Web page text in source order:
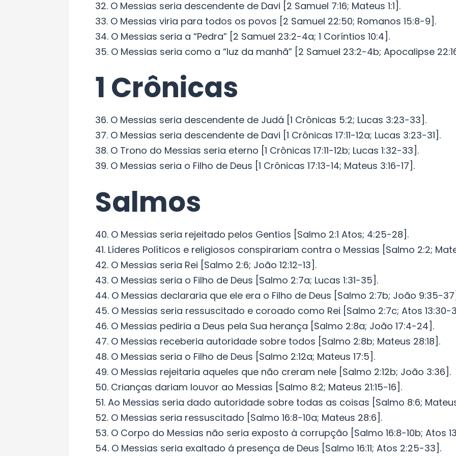
32. O Messias seria descendente de Davi [2 Samuel 7:16; Mateus 1:1].
33. O Messias viria para todos os povos [2 Samuel 22:50; Romanos 15:8-9].
34. O Messias seria a “Pedra” [2 Samuel 23:2-4a; 1 Coríntios 10:4].
35. O Messias seria como a “luz da manhã” [2 Samuel 23:2-4b; Apocalipse
1 Crônicas
36. O Messias seria descendente de Judá [1 Crônicas 5:2; Lucas 3:23-33].
37. O Messias seria descendente de Davi [1 Crônicas 17:11-12a; Lucas 3:23-31].
38. O Trono do Messias seria eterno [1 Crônicas 17:11-12b; Lucas 1:32-33].
39. O Messias seria o Filho de Deus [1 Crônicas 17:13-14; Mateus 3:16-17].
Salmos
40. O Messias seria rejeitado pelos Gentios [Salmo 2:1 Atos; 4:25-28].
41. Líderes Políticos e religiosos conspirariam contra o Messias [Salmo 2:2;
42. O Messias seria Rei [Salmo 2:6; João 12:12-13].
43. O Messias seria o Filho de Deus [Salmo 2:7a; Lucas 1:31-35].
44. O Messias declararia que ele era o Filho de Deus [Salmo 2:7b; João 9:35-
45. O Messias seria ressuscitado e coroado como Rei [Salmo 2:7c; Atos 13:30-
46. O Messias pediria a Deus pela Sua herança [Salmo 2:8a; João 17:4-24].
47. O Messias receberia autoridade sobre todos [Salmo 2:8b; Mateus 28:18].
48. O Messias seria o Filho de Deus [Salmo 2:12a; Mateus 17:5].
49. O Messias rejeitaria aqueles que não creram nele [Salmo 2:12b; João 3:36].
50. Crianças dariam louvor ao Messias [Salmo 8:2; Mateus 21:15-16].
51. Ao Messias seria dado autoridade sobre todas as coisas [Salmo 8:6;
52. O Messias seria ressuscitado [Salmo 16:8-10a; Mateus 28:6].
53. O Corpo do Messias não seria exposto à corrupção [Salmo 16:8-10b; Atos
54. O Messias seria exaltado á presença de Deus [Salmo 16:11; Atos 2:25-33].